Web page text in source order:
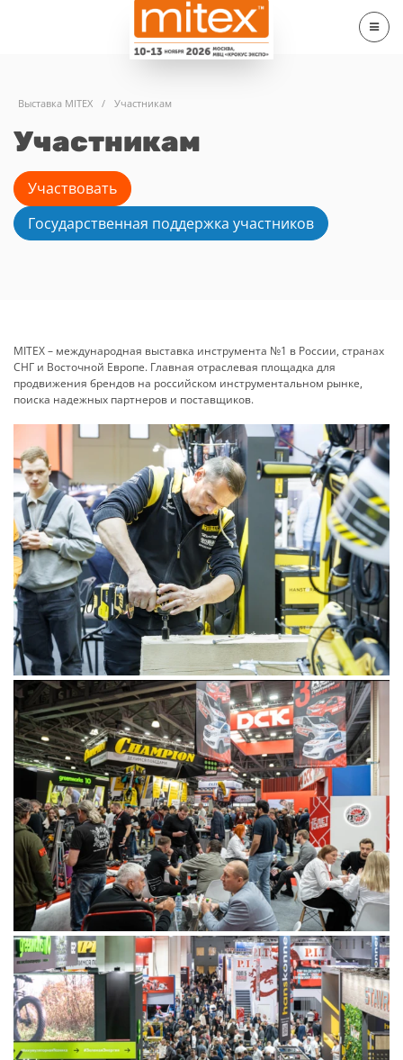
Выставка MITEX / Участникам
Участникам
Участвовать
Государственная поддержка участников
MITEX – международная выставка инструмента №1 в России, странах
СНГ и Восточной Европе. Главная отраслевая площадка для
продвижения брендов на российском инструментальном рынке,
поиска надежных партнеров и поставщиков.